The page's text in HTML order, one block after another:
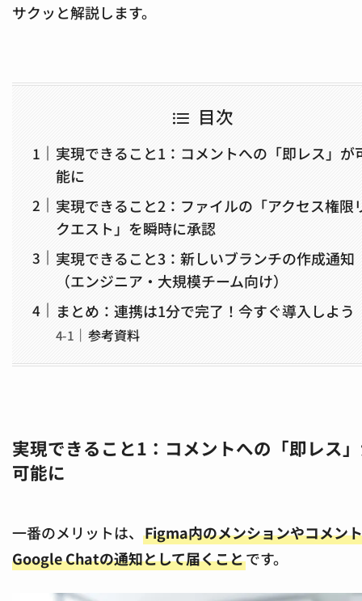
サクッと解説します。
目次
実現できること1：コメントへの「即レス」が
能に
実現できること2：ファイルの「アクセス権限
クエスト」を瞬時に承認
実現できること3：新しいブランチの作成通知
（エンジニア・大規模チーム向け）
まとめ：連携は1分で完了！今すぐ導入しよう
参考資料
実現できること1：コメントへの「即レス
可能に
一番のメリットは、 Figma内のメンションやコメン
Google Chatの通知として届くことです。